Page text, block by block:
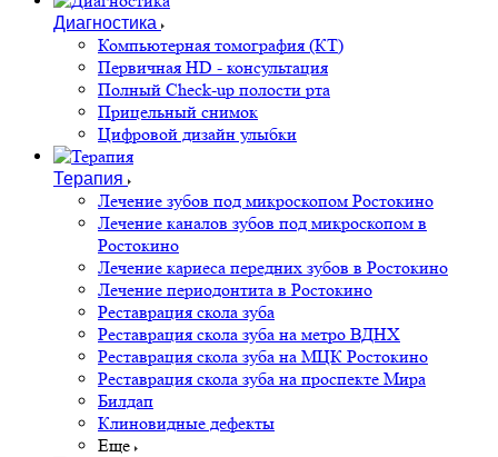
Диагностика
Компьютерная томография (КТ)
Первичная HD - консультация
Полный Check-up полости рта
Прицельный снимок
Цифровой дизайн улыбки
Терапия
Лечение зубов под микроскопом Ростокино
Лечение каналов зубов под микроскопом в
Ростокино
Лечение кариеса передних зубов в Ростокино
Лечение периодонтита в Ростокино
Реставрация скола зуба
Реставрация скола зуба на метро ВДНХ
Реставрация скола зуба на МЦК Ростокино
Реставрация скола зуба на проспекте Мира
Билдап
Клиновидные дефекты
Еще